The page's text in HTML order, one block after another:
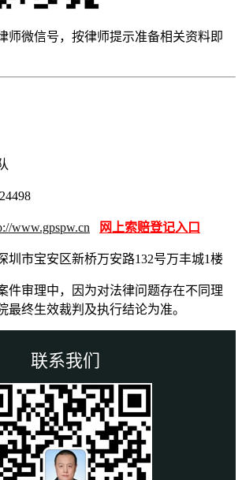
师微信号，按律师提示准备相关资料即
www.gpspw.cn 网上索赔登记入口
圳市宝安区新桥万安路132号万丰城1楼
件审理中，因为对法律问题存在不同理
最终生效裁判及执行结论为准。
联系我们